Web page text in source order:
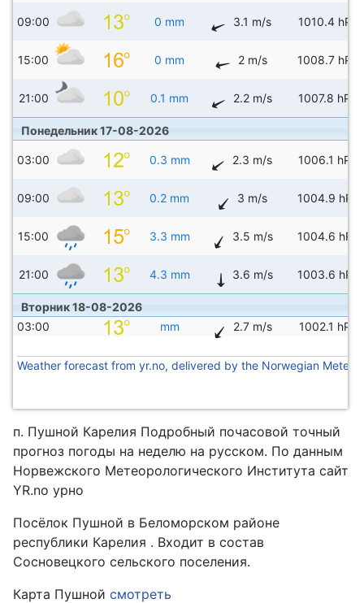
09:00 0 mm 3.1 m/s 1010.4 hPa
15:00 0 mm 2 m/s 1008.7 hPa
21:00 0.1 mm 2.2 m/s 1007.8 hPa
Понедельник 17-08-2026
03:00 0.3 mm 2.3 m/s 1006.1 hPa
09:00 0.2 mm 3 m/s 1004.9 hPa
15:00 3.3 mm 3.5 m/s 1004.6 hPa
21:00 4.3 mm 3.6 m/s 1003.6 hPa
Вторник 18-08-2026
03:00
mm 2.7 m/s 1002.1 hPa
Weather forecast from yr.no, delivered by the Norwegian
п. Пушной Карелия Подробный почасовой точный
прогноз погоды на неделю на русском. По данным
Норвежского Метеорологического Института сайт
YR.no урно
Посёлок Пушной в Беломорском районе
республики Карелия . Входит в состав
Сосновецкого сельского поселения.
Карта Пушной смотреть